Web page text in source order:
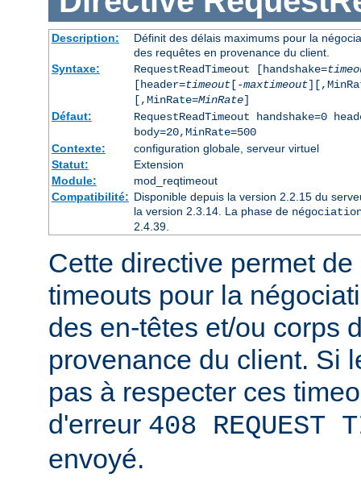
Description:
Définit des délais maximums pour la
des requêtes en provenance du client.
Syntaxe:
RequestReadTimeout [handshake=
[header=timeout[-maxtimeout
[,MinRate=MinRate]
Défaut:
RequestReadTimeout handshake=0
body=20,MinRate=500
Contexte:
configuration globale, serveur virtuel
Statut:
Extension
Module:
mod_reqtimeout
Compatibilité: Disponible depuis la version 2.2.15 du
la version 2.3.14. La phase de
2.4.39.
Cette directive permet
timeouts pour la
des en-têtes et/ou corps
provenance du client. Si
pas à respecter ces
d'erreur 408 REQUEST
envoyé.